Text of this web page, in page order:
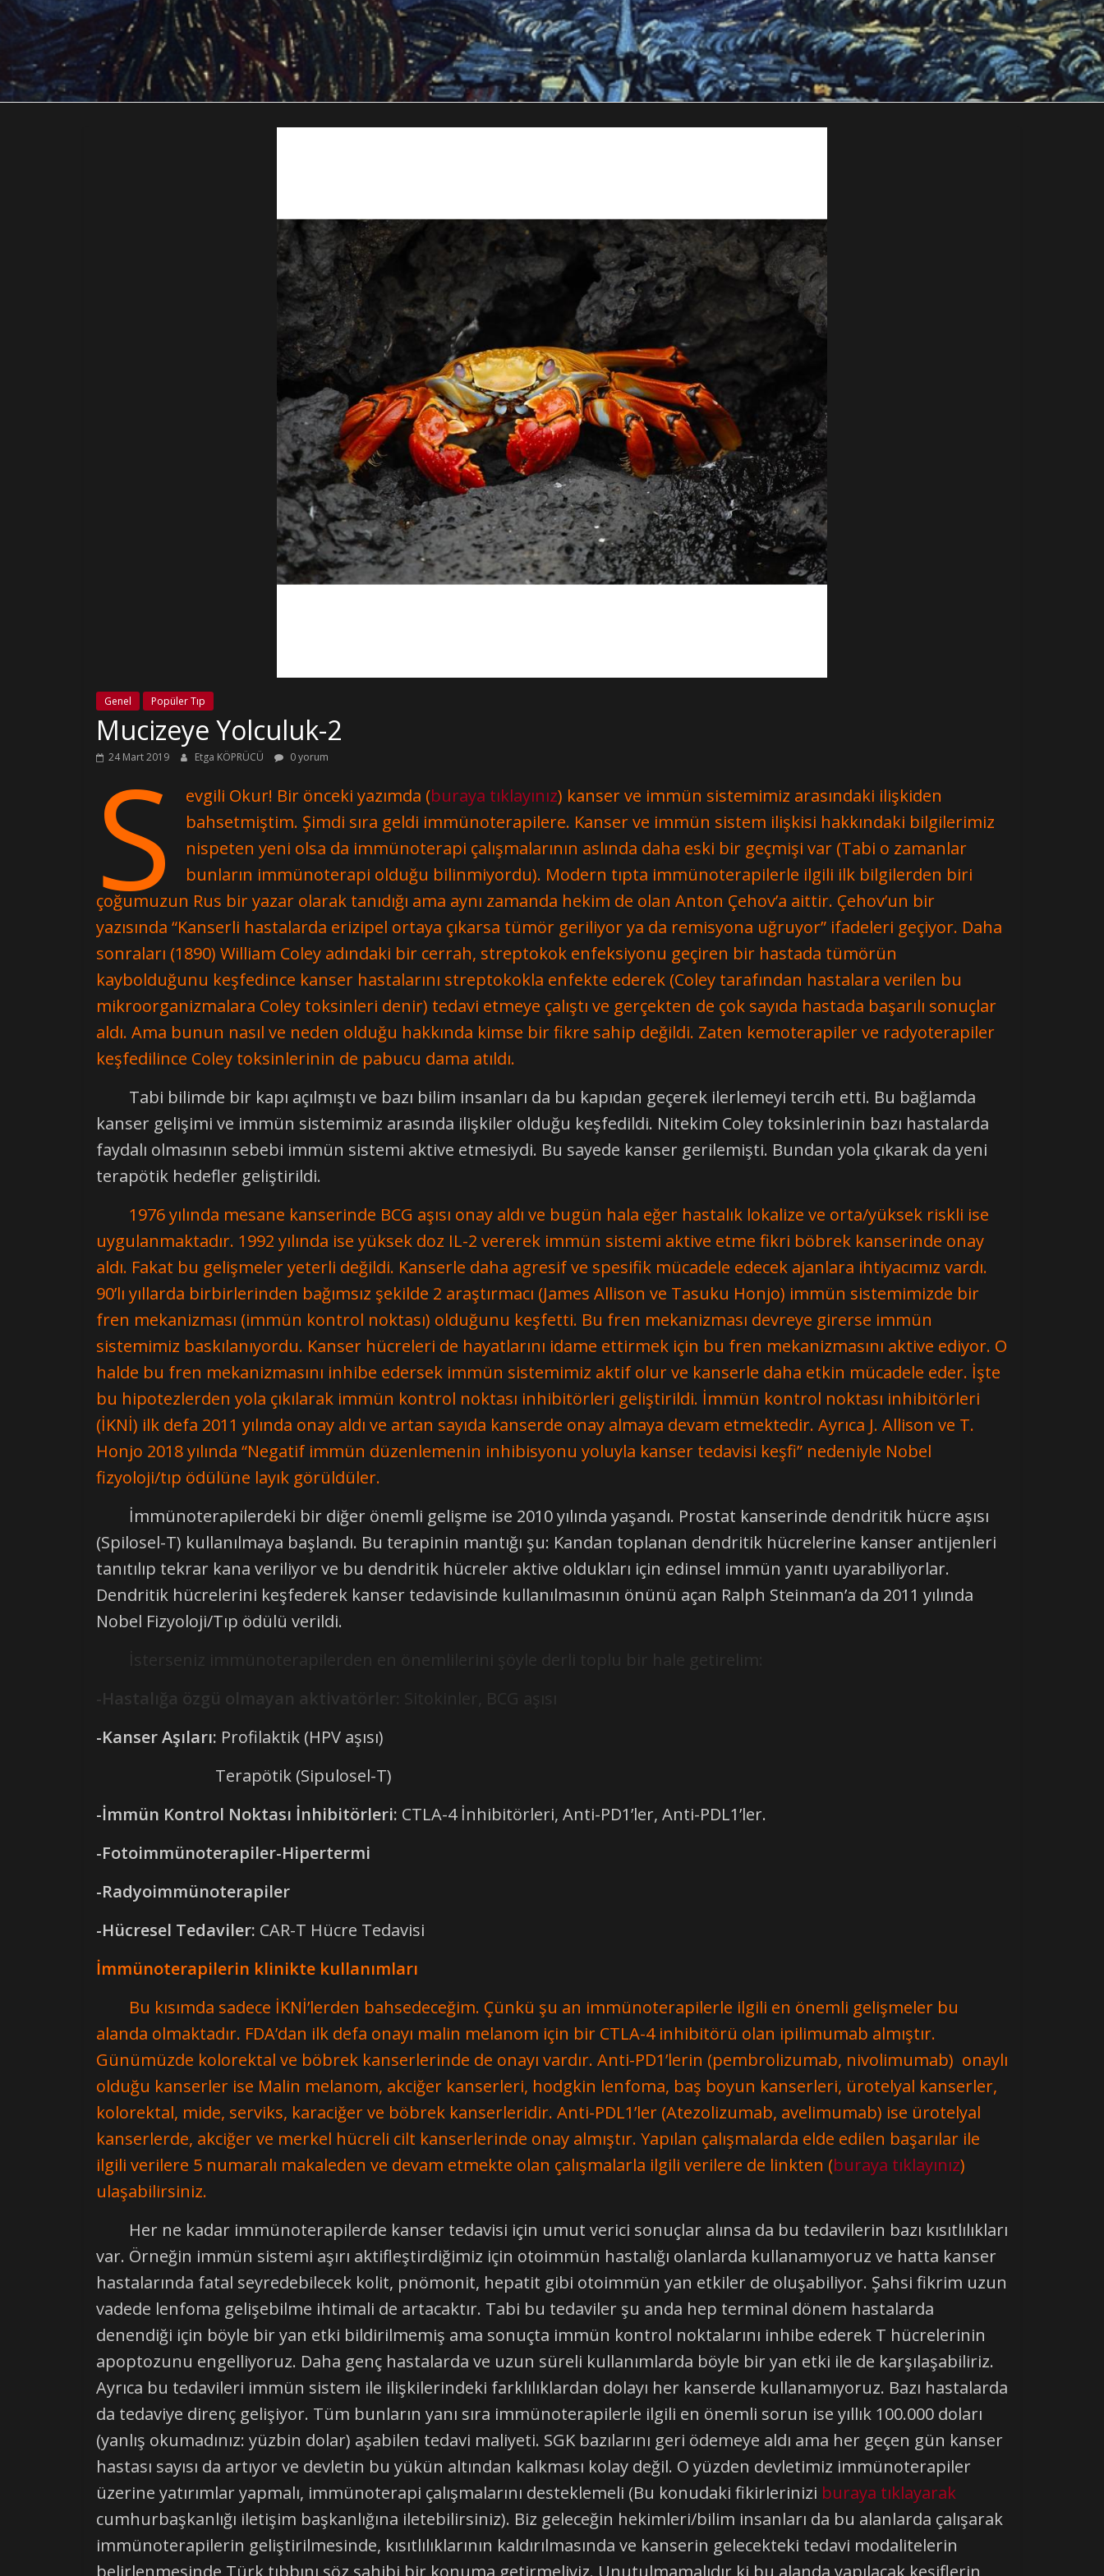
Genel Popüler Tıp
Mucizeye Yolculuk-2
24 Mart 2019 Etga KÖPRÜCÜ 0 yorum
S evgili Okur! Bir önceki yazımda (buraya tıklayınız) kanser ve immün sistemimiz arasındaki ilişkiden
bahsetmiştim. Şimdi sıra geldi immünoterapilere. Kanser ve immün sistem ilişkisi hakkındaki bilgilerimiz
nispeten yeni olsa da immünoterapi çalışmalarının aslında daha eski bir geçmişi var (Tabi o zamanlar
bunların immünoterapi olduğu bilinmiyordu). Modern tıpta immünoterapilerle ilgili ilk bilgilerden biri
çoğumuzun Rus bir yazar olarak tanıdığı ama aynı zamanda hekim de olan Anton Çehov’a aittir. Çehov’un bir
yazısında “Kanserli hastalarda erizipel ortaya çıkarsa tümör geriliyor ya da remisyona uğruyor” ifadeleri geçiyor. Daha
sonraları (1890) William Coley adındaki bir cerrah, streptokok enfeksiyonu geçiren bir hastada tümörün
kaybolduğunu keşfedince kanser hastalarını streptokokla enfekte ederek (Coley tarafından hastalara verilen bu
mikroorganizmalara Coley toksinleri denir) tedavi etmeye çalıştı ve gerçekten de çok sayıda hastada başarılı sonuçlar
aldı. Ama bunun nasıl ve neden olduğu hakkında kimse bir fikre sahip değildi. Zaten kemoterapiler ve radyoterapiler
keşfedilince Coley toksinlerinin de pabucu dama atıldı.
Tabi bilimde bir kapı açılmıştı ve bazı bilim insanları da bu kapıdan geçerek ilerlemeyi tercih etti. Bu bağlamda
kanser gelişimi ve immün sistemimiz arasında ilişkiler olduğu keşfedildi. Nitekim Coley toksinlerinin bazı hastalarda
faydalı olmasının sebebi immün sistemi aktive etmesiydi. Bu sayede kanser gerilemişti. Bundan yola çıkarak da yeni
terapötik hedefler geliştirildi.
1976 yılında mesane kanserinde BCG aşısı onay aldı ve bugün hala eğer hastalık lokalize ve orta/yüksek riskli ise
uygulanmaktadır. 1992 yılında ise yüksek doz IL-2 vererek immün sistemi aktive etme fikri böbrek kanserinde onay
aldı. Fakat bu gelişmeler yeterli değildi. Kanserle daha agresif ve spesifik mücadele edecek ajanlara ihtiyacımız vardı.
90’lı yıllarda birbirlerinden bağımsız şekilde 2 araştırmacı (James Allison ve Tasuku Honjo) immün sistemimizde bir
fren mekanizması (immün kontrol noktası) olduğunu keşfetti. Bu fren mekanizması devreye girerse immün
sistemimiz baskılanıyordu. Kanser hücreleri de hayatlarını idame ettirmek için bu fren mekanizmasını aktive ediyor. O
halde bu fren mekanizmasını inhibe edersek immün sistemimiz aktif olur ve kanserle daha etkin mücadele eder. İşte
bu hipotezlerden yola çıkılarak immün kontrol noktası inhibitörleri geliştirildi. İmmün kontrol noktası inhibitörleri
(İKNİ) ilk defa 2011 yılında onay aldı ve artan sayıda kanserde onay almaya devam etmektedir. Ayrıca J. Allison ve T.
Honjo 2018 yılında “Negatif immün düzenlemenin inhibisyonu yoluyla kanser tedavisi keşfi” nedeniyle Nobel
fizyoloji/tıp ödülüne layık görüldüler.
İmmünoterapilerdeki bir diğer önemli gelişme ise 2010 yılında yaşandı. Prostat kanserinde dendritik hücre aşısı
(Spilosel-T) kullanılmaya başlandı. Bu terapinin mantığı şu: Kandan toplanan dendritik hücrelerine kanser antijenleri
tanıtılıp tekrar kana veriliyor ve bu dendritik hücreler aktive oldukları için edinsel immün yanıtı uyarabiliyorlar.
Dendritik hücrelerini keşfederek kanser tedavisinde kullanılmasının önünü açan Ralph Steinman’a da 2011 yılında
Nobel Fizyoloji/Tıp ödülü verildi.
İsterseniz immünoterapilerden en önemlilerini şöyle derli toplu bir hale getirelim:
-Hastalığa özgü olmayan aktivatörler:
Sitokinler, BCG aşısı
-Kanser Aşıları: Profilaktik (HPV aşısı)
Terapötik (Sipulosel-T)
-İmmün Kontrol Noktası İnhibitörleri: CTLA-4 İnhibitörleri, Anti-PD1’ler, Anti-PDL1’ler.
-Fotoimmünoterapiler-Hipertermi
-Radyoimmünoterapiler
-Hücresel Tedaviler: CAR-T Hücre Tedavisi
İmmünoterapilerin klinikte kullanımları
Bu kısımda sadece İKNİ’lerden bahsedeceğim. Çünkü şu an immünoterapilerle ilgili en önemli gelişmeler bu
alanda olmaktadır. FDA’dan ilk defa onayı malin melanom için bir CTLA-4 inhibitörü olan ipilimumab almıştır.
Günümüzde kolorektal ve böbrek kanserlerinde de onayı vardır. Anti-PD1’lerin (pembrolizumab, nivolimumab) onaylı
olduğu kanserler ise Malin melanom, akciğer kanserleri, hodgkin lenfoma, baş boyun kanserleri, ürotelyal kanserler,
kolorektal, mide, serviks, karaciğer ve böbrek kanserleridir. Anti-PDL1’ler (Atezolizumab, avelimumab) ise ürotelyal
kanserlerde, akciğer ve merkel hücreli cilt kanserlerinde onay almıştır. Yapılan çalışmalarda elde edilen başarılar ile
ilgili verilere 5 numaralı makaleden ve devam etmekte olan çalışmalarla ilgili verilere de linkten (buraya tıklayınız)
ulaşabilirsiniz.
Her ne kadar immünoterapilerde kanser tedavisi için umut verici sonuçlar alınsa da bu tedavilerin bazı kısıtlılıkları
var. Örneğin immün sistemi aşırı aktifleştirdiğimiz için otoimmün hastalığı olanlarda kullanamıyoruz ve hatta kanser
hastalarında fatal seyredebilecek kolit, pnömonit, hepatit gibi otoimmün yan etkiler de oluşabiliyor. Şahsi fikrim uzun
vadede lenfoma gelişebilme ihtimali de artacaktır. Tabi bu tedaviler şu anda hep terminal dönem hastalarda
denendiği için böyle bir yan etki bildirilmemiş ama sonuçta immün kontrol noktalarını inhibe ederek T hücrelerinin
apoptozunu engelliyoruz. Daha genç hastalarda ve uzun süreli kullanımlarda böyle bir yan etki ile de karşılaşabiliriz.
Ayrıca bu tedavileri immün sistem ile ilişkilerindeki farklılıklardan dolayı her kanserde kullanamıyoruz. Bazı hastalarda
da tedaviye direnç gelişiyor. Tüm bunların yanı sıra immünoterapilerle ilgili en önemli sorun ise yıllık 100.000 doları
(yanlış okumadınız: yüzbin dolar) aşabilen tedavi maliyeti. SGK bazılarını geri ödemeye aldı ama her geçen gün kanser
hastası sayısı da artıyor ve devletin bu yükün altından kalkması kolay değil. O yüzden devletimiz immünoterapiler
üzerine yatırımlar yapmalı, immünoterapi çalışmalarını desteklemeli (Bu konudaki fikirlerinizi buraya tıklayarak
cumhurbaşkanlığı iletişim başkanlığına iletebilirsiniz). Biz geleceğin hekimleri/bilim insanları da bu alanlarda çalışarak
immünoterapilerin geliştirilmesinde, kısıtlılıklarının kaldırılmasında ve kanserin gelecekteki tedavi modalitelerin
belirlenmesinde Türk tıbbını söz sahibi bir konuma getirmeliyiz. Unutulmamalıdır ki bu alanda yapılacak keşiflerin